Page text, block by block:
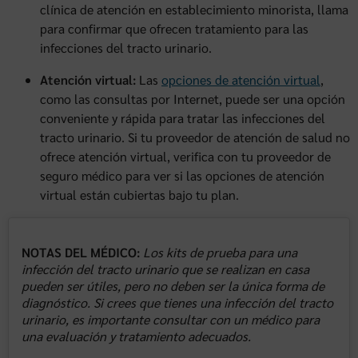
clínica de atención en establecimiento minorista, llama
para confirmar que ofrecen tratamiento para las
infecciones del tracto urinario.
Atención virtual: Las opciones de atención virtual,
como las consultas por Internet, puede ser una opción
conveniente y rápida para tratar las infecciones del
tracto urinario. Si tu proveedor de atención de salud no
ofrece atención virtual, verifica con tu proveedor de
seguro médico para ver si las opciones de atención
virtual están cubiertas bajo tu plan.
NOTAS DEL MÉDICO: Los kits de prueba para una
infección del tracto urinario que se realizan en casa
pueden ser útiles, pero no deben ser la única forma de
diagnóstico. Si crees que tienes una infección del tracto
urinario, es importante consultar con un médico para
una evaluación y tratamiento adecuados.